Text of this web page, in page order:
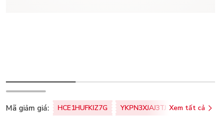
Mã giảm giá: HCE1HUFKIZ7G YKPN3XJAJ3TJ Xem tất cả